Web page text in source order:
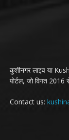
कुशीनगर लाइव या
पोर्टल, जो विगत
Contact us: